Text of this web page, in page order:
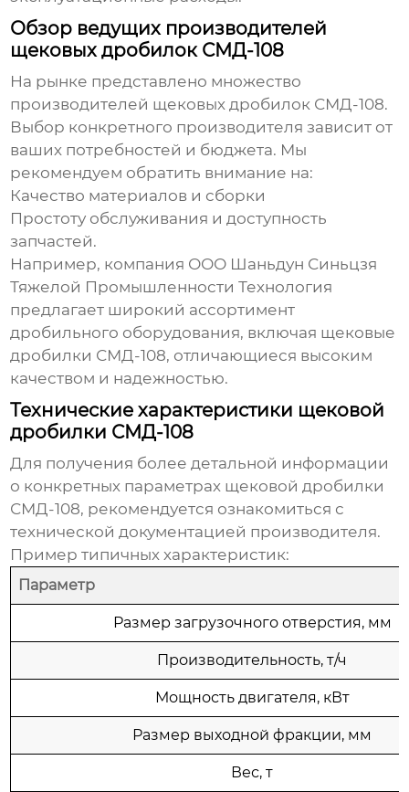
Обзор ведущих производителей
щековых дробилок СМД-108
На рынке представлено множество
производителей щековых дробилок СМД-108.
Выбор конкретного производителя зависит от
ваших потребностей и бюджета. Мы
рекомендуем обратить внимание на:
Качество материалов и сборки
Простоту обслуживания и доступность
запчастей.
Например, компания ООО Шаньдун Синьцзя
Тяжелой Промышленности Технология
предлагает широкий ассортимент
дробильного оборудования, включая щековые
дробилки СМД-108, отличающиеся высоким
качеством и надежностью.
Технические характеристики щековой
дробилки СМД-108
Для получения более детальной информации
о конкретных параметрах щековой дробилки
СМД-108, рекомендуется ознакомиться с
технической документацией производителя.
Пример типичных характеристик:
Параметр
Размер загрузочного отверстия, мм
Производительность, т/ч
Мощность двигателя, кВт
Размер выходной фракции, мм
Вес, т